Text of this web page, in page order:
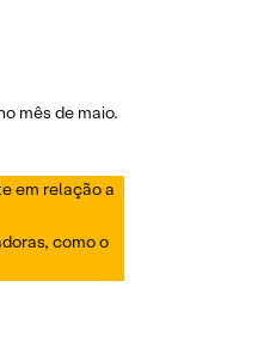
mês de maio.
em relação a
como o